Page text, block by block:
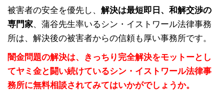
被害者の安全を優先し、 解決は最短即日、和解交渉の
専門家、蒲谷先生率いるシン・イストワール法律事務
所は、解決後の被害者からの信頼も厚い事務所です。
闇金問題の解決は、きっちり完全解決をモットーとし
てヤミ金と闘い続けているシン・イストワール法律事
務所に無料相談されてみてはいかがでしょうか。